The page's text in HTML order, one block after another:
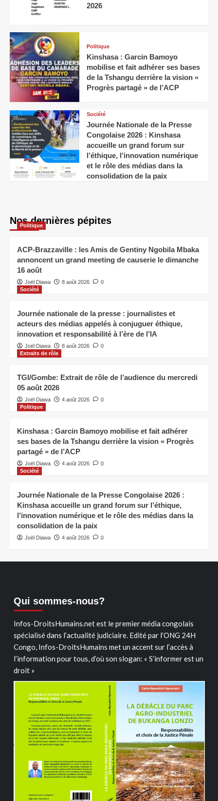
2026
Politique
Kinshasa : Garcin Bamoyo
mobilise et fait adhérer ses bases
de la Tshangu derrière la vision «
Progrès partagé » de l’ACP
Société
Journée Nationale de la Presse
Congolaise 2026 : Kinshasa
accueille un grand forum sur
l’éthique, l’innovation numérique
et le rôle des médias dans la
consolidation de la paix
Nos dernières pépites
Politique
ACP-Brazzaville : les Amis de Gentiny Ngobila Mbaka
annoncent un grand meeting de causerie le dimanche
16 août
Joël Diawa 8 août 2026
0
Société
Journée nationale de la presse : journalistes et
acteurs des médias appelés à conjuguer éthique,
innovation et responsabilité à l’ère de l’IA
Joël Diawa 8 août 2026
0
Extraits de rôle
TGI/Gombe: Extrait de rôle de l’audience du mercredi
05 août 2026
Joël Diawa 4 août 2026
0
Politique
Kinshasa : Garcin Bamoyo mobilise et fait adhérer
ses bases de la Tshangu derrière la vision « Progrès
partagé » de l’ACP
Joël Diawa 4 août 2026
0
Société
Journée Nationale de la Presse Congolaise 2026 :
Kinshasa accueille un grand forum sur l’éthique,
l’innovation numérique et le rôle des médias dans la
consolidation de la paix
Joël Diawa 4 août 2026 0
Qui sommes-nous?
Infos-DroitsHumains.net est le premier média congolais
spécialisé dans l’actualité judiciaire. Edité par l’ONG 24H
Congo, Infos-DroitsHumains met un accent sur l’accès à
l’information pour tous, d’où son slogan: « S’informer est un
droit »